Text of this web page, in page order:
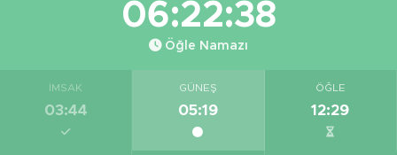
06:22:37
Öğle Namazı
İMSAK
03:44
GÜNEŞ
05:19
ÖĞLE
12:29